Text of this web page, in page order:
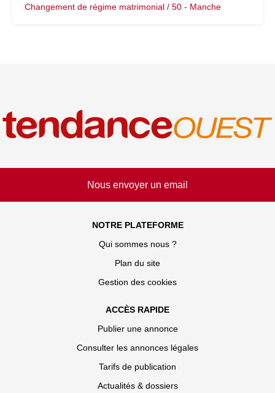
Changement de régime matrimonial / 50 - Manche
Nous envoyer un email
NOTRE PLATEFORME
Qui sommes nous ?
Plan du site
Gestion des cookies
ACCÈS RAPIDE
Publier une annonce
Consulter les annonces légales
Tarifs de publication
Actualités & dossiers